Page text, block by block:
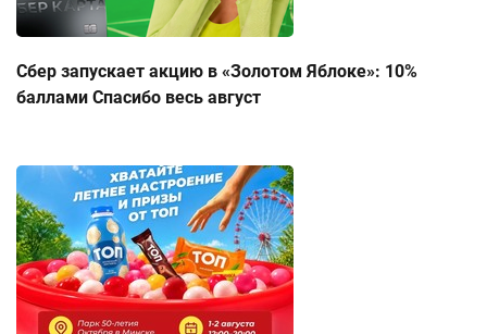
Сбер запускает акцию в «Золотом Яблоке»: 10%
баллами Спасибо весь август